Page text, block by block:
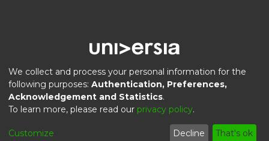
DSpace software copyright © 2002-2026
settings
Agreement
Feedback
We collect and process your personal information for the
following purposes: Authentication, Preferences,
Acknowledgement and Statistics.
To learn more, please read our privacy policy.
Customize Decline That's ok